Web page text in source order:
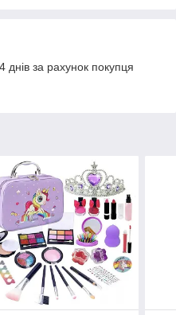
за рахунок покупця